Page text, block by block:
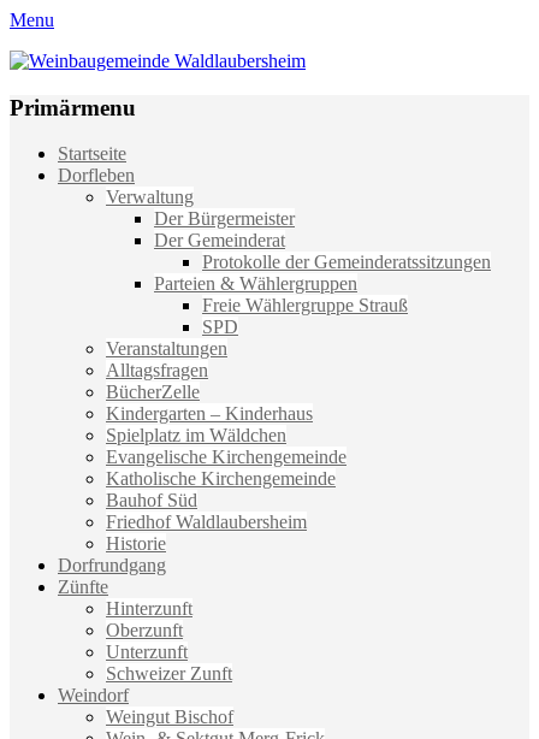
Menu
Weinbaugemeinde Waldlaubersheim
Primärmenu
Weiter
zum
Startseite
Dorfleben
Verwaltung
Der Bürgermeister
Der Gemeinderat
Protokolle der Gemeinderatssitzungen
Parteien & Wählergruppen
Freie Wählergruppe Strauß
SPD
Veranstaltungen
Alltagsfragen
BücherZelle
Kindergarten – Kinderhaus
Spielplatz im Wäldchen
Evangelische Kirchengemeinde
Katholische Kirchengemeinde
Bauhof Süd
Friedhof Waldlaubersheim
Historie
Dorfrundgang
Zünfte
Hinterzunft
Oberzunft
Unterzunft
Schweizer Zunft
Weindorf
Weingut Bischof